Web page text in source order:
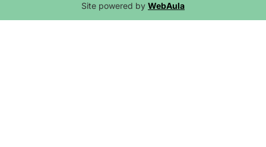
Site powered by WebAula